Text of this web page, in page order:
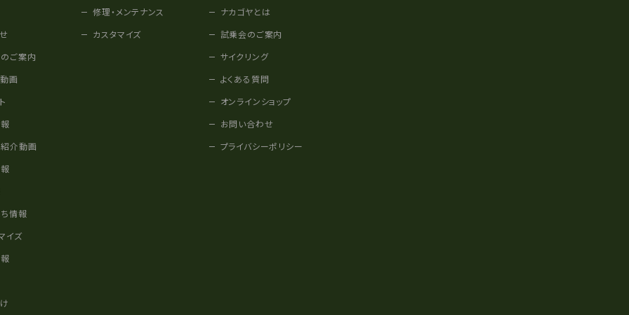
ご案内
画
介動画
情報
イズ
修理・メンテナンス
カスタマイズ
ナカゴヤとは
試乗会のご案内
サイクリング
よくある質問
オンラインショップ
お問い合わせ
プライバシーポリシー